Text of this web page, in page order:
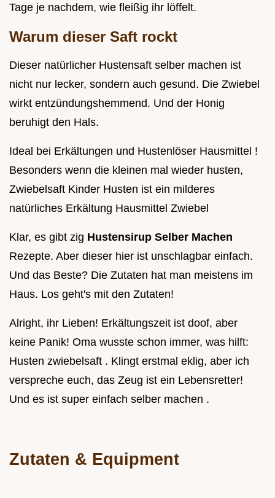
Tage je nachdem, wie fleißig ihr löffelt.
Warum dieser Saft rockt
Dieser natürlicher Hustensaft selber machen ist
nicht nur lecker, sondern auch gesund. Die Zwiebel
wirkt entzündungshemmend. Und der Honig
beruhigt den Hals.
Ideal bei Erkältungen und Hustenlöser Hausmittel !
Besonders wenn die kleinen mal wieder husten,
Zwiebelsaft Kinder Husten ist ein milderes
natürliches Erkältung Hausmittel Zwiebel
Klar, es gibt zig Hustensirup Selber Machen
Rezepte. Aber dieser hier ist unschlagbar einfach.
Und das Beste? Die Zutaten hat man meistens im
Haus. Los geht's mit den Zutaten!
Alright, ihr Lieben! Erkältungszeit ist doof, aber
keine Panik! Oma wusste schon immer, was hilft:
Husten zwiebelsaft . Klingt erstmal eklig, aber ich
verspreche euch, das Zeug ist ein Lebensretter!
Und es ist super einfach selber machen .
Zutaten & Equipment